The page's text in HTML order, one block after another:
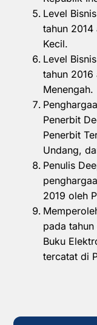
Level
tahun 2014
Kecil.
Level
tahun 2016
Menengah.
Penerbit
Penerbit
Undang,
Penulis
2019 oleh
pada
Buku
tercatat di